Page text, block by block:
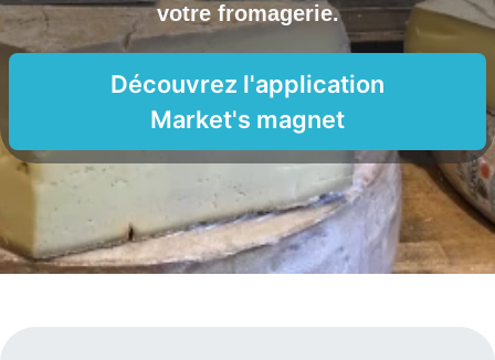
votre fromagerie.
Découvrez l'application
Market's magnet